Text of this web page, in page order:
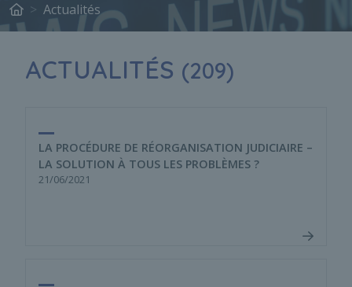
Actualités
ACTUALITÉS (209)
LA PROCÉDURE DE RÉORGANISATION JUDICIAIRE –
LA SOLUTION À TOUS LES PROBLÈMES ?
21/06/2021